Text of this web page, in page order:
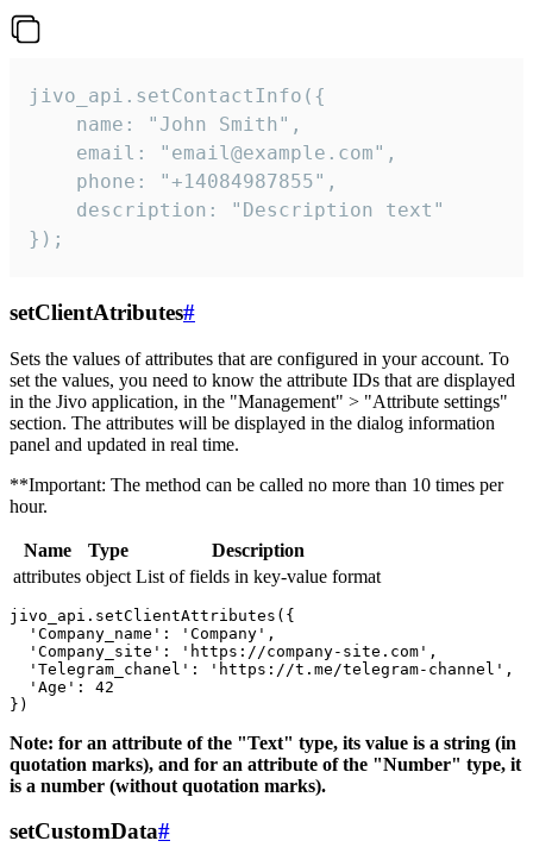
jivo_api.setContactInfo({
    name: "John Smith",
    email: "email@example.com",
    phone: "+14084987855",
    description: "Description text"
});
setClientAtributes#
Sets the values ​​of attributes that are configured in your account. To
set the values, you need to know the attribute IDs that are displayed
in the Jivo application, in the "Management" > "Attribute settings"
section. The attributes will be displayed in the dialog information
panel and updated in real time.
**Important: The method can be called no more than 10 times per
hour.
Name Type
Description
attributes object List of fields in key-value format
jivo_api.setClientAttributes({
  'Company_name': 'Company',
  'Company_site': 'https://company-site.com',
  'Telegram_chanel': 'https://t.me/telegram-channel',
  'Age': 42
Note: for an attribute of the "Text" type, its value is a string (in
quotation marks), and for an attribute of the "Number" type, it
is a number (without quotation marks).
setCustomData#